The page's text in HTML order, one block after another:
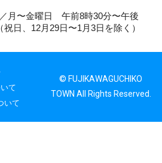
月〜金曜日 午前8時30分〜午後
祝日、12月29日〜1月3日を除く）
て
いて
© FUJIKAWAGUCHIKO
TOWN All Rights Reserved.